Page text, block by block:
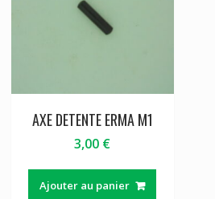
AXE DETENTE ERMA M1
3,00 €
Ajouter au panier